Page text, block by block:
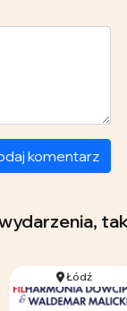
komentarz
Łódź